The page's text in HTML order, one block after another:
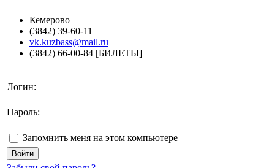
Кемерово
(3842) 39-60-11
vk.kuzbass@mail.ru
(3842) 66-00-84 [БИЛЕТЫ]
Логин:
Пароль:
Запомнить меня на этом компьютере